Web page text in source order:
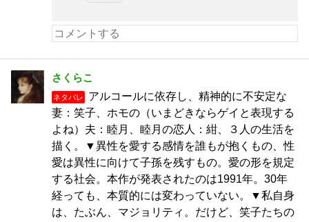
さくらこ
ネタバレ
アルコールに依存し、精神的に不安定な
妻：笑子、ホモの（いまどきならゲイと表現する
よね）夫：睦月、睦月の恋人：紺、３人の生活を
描く。▼異性を愛する感情を誰もが抱くもの、性
愛は異性に向けて子孫を残すもの。愛の形を規定
する社会。本作が発表されたのは1991年。30年
経っても、本質的には変わっていない。▼私自身
は、たぶん、マジョリティ。だけど、笑子たちの